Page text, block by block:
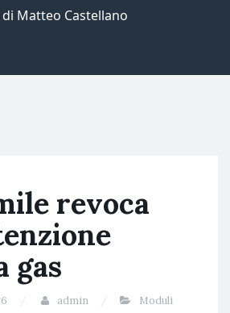
di Matteo Castellano
revoca
gas​
admin Moduli